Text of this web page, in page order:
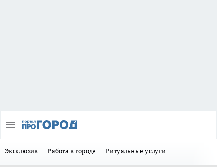
Эксклюзив Работа в городе Ритуальные услуги